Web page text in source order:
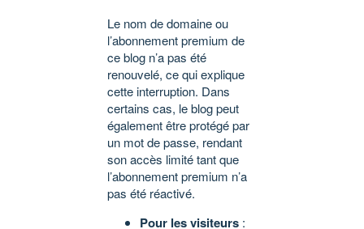
Le nom de domaine ou
l’abonnement premium de
ce blog n’a pas été
renouvelé, ce qui explique
cette interruption. Dans
certains cas, le blog peut
également être protégé par
un mot de passe, rendant
son accès limité tant que
l’abonnement premium n’a
pas été réactivé.
Pour les visiteurs :